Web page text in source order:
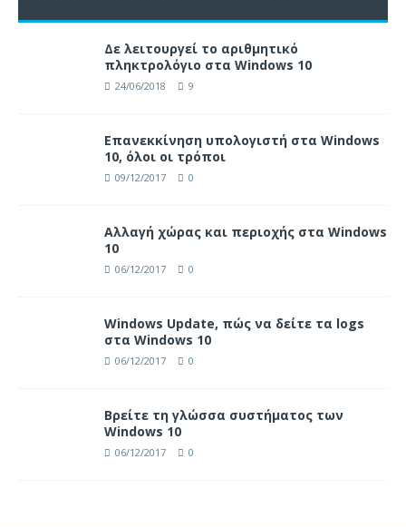
Δε λειτουργεί το αριθμητικό
πληκτρολόγιο στα Windows 10
24/06/2018 9
Επανεκκίνηση υπολογιστή στα Windows
10, όλοι οι τρόποι
09/12/2017 0
Αλλαγή χώρας και περιοχής στα Windows
10
06/12/2017 0
Windows Update, πώς να δείτε τα logs
στα Windows 10
06/12/2017 0
Βρείτε τη γλώσσα συστήματος των
Windows 10
06/12/2017 0